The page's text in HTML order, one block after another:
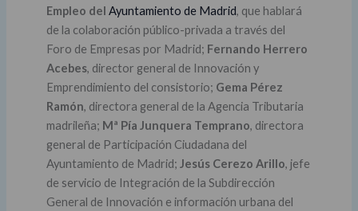
Empleo del Ayuntamiento de Madrid, que hablará
de la colaboración público-privada a través del
Foro de Empresas por Madrid; Fernando Herrero
Acebes, director general de Innovación y
Emprendimiento del consistorio; Gema Pérez
Ramón, directora general de la Agencia Tributaria
madrileña; Mª Pía Junquera Temprano, directora
general de Participación Ciudadana del
Ayuntamiento de Madrid; Jesús Cerezo Arillo, jefe
de servicio de Integración de la Subdirección
General de Innovación e información urbana del